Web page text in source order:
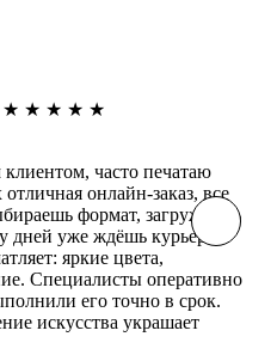
★ ★ ★ ★ ★
часто печатаю
онлайн-заказ, все
формат, загружаешь
дней уже ждёшь курьера.
яркие цвета,
Специалисты оперативно
его точно в срок.
искусства украшает